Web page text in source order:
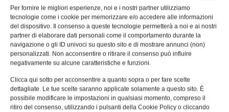
Per fornire le migliori esperienze, noi e i nostri partner utilizziamo
tecnologie come i cookie per memorizzare e/o accedere alle informazioni
del dispositivo. Il consenso a queste tecnologie permetterà a noi e ai nostri
partner di elaborare dati personali come il comportamento durante la
navigazione o gli ID univoci su questo sito e di mostrare annunci (non)
personalizzati. Non acconsentire o ritirare il consenso può influire
negativamente su alcune caratteristiche e funzioni.
Clicca qui sotto per acconsentire a quanto sopra o per fare scelte
dettagliate. Le tue scelte saranno applicate solamente a questo sito. È
possibile modificare le impostazioni in qualsiasi momento, compreso il
ritiro del consenso, utilizzando i pulsanti della Cookie Policy o cliccando
ARTICOLI CORRELATI
QUADERNI DI PROGETTAZIONE